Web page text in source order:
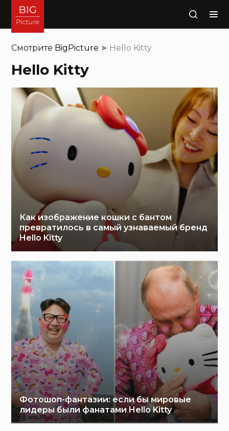
Поиск
Смотрите BigPicture ➤ Hello Kitty
Hello Kitty
Как изображение кошки с бантом
превратилось в самый узнаваемый бренд
Hello Kitty
Фотошоп-фантазии: если бы мировые
лидеры были фанатами Hello Kitty